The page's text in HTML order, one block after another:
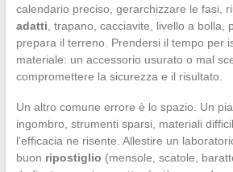
calendario preciso, gerarchizzare le fasi,
adatti , trapano, cacciavite, livello a bolla,
prepara il terreno. Prendersi il tempo per
materiale: un accessorio usurato o mal
compromettere la sicurezza e il risultato.
Un altro comune errore è lo spazio. Un
ingombro, strumenti sparsi, materiali
l’efficacia ne risente. Allestire un
buon ripostiglio (mensole, scatole,